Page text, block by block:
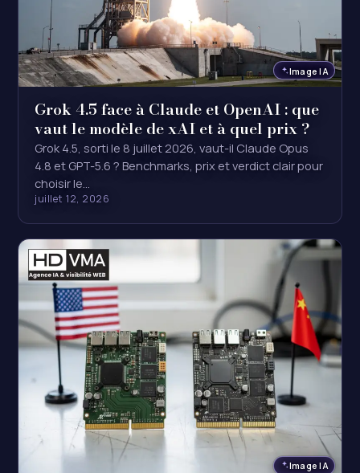
Image IA
Grok 4.5 face à Claude et OpenAI : que
vaut le modèle de xAI et à quel prix ?
Grok 4.5, sorti le 8 juillet 2026, vaut-il Claude Opus
4.8 et GPT-5.6 ? Benchmarks, prix et verdict clair pour
choisir le…
juillet 12, 2026
Image IA